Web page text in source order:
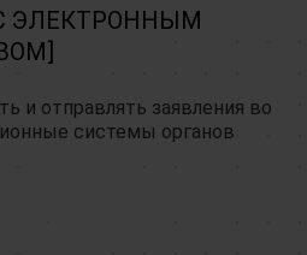
ЭЛЕКТРОННЫМ
и отправлять заявления во
системы органов